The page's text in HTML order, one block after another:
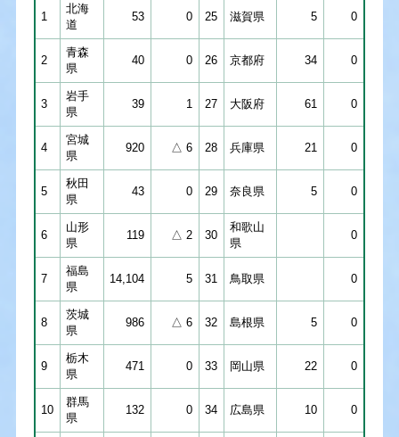
1
北海
道
53 0 25 滋賀県 5 0
2
青森
県
40 0 26 京都府 34 0
3
岩手
県
39 1 27 大阪府 61 0
4
宮城
県
920 △ 6 28 兵庫県 21 0
5
秋田
県
43 0 29 奈良県 5 0
6
山形
県
119 △ 2 30
和歌山
県
0
7
福島
県
14,104 5 31 鳥取県 0
8
茨城
県
986 △ 6 32 島根県 5 0
9
栃木
県
471 0 33 岡山県 22 0
10
群馬
県
132 0 34 広島県 10 0